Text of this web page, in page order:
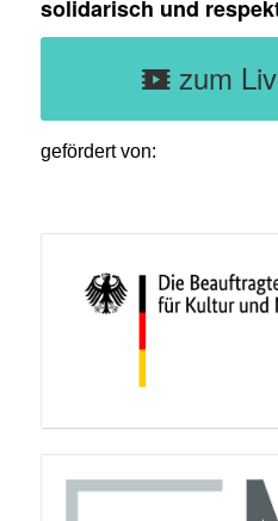
solidarisch und
zum
gefördert von: